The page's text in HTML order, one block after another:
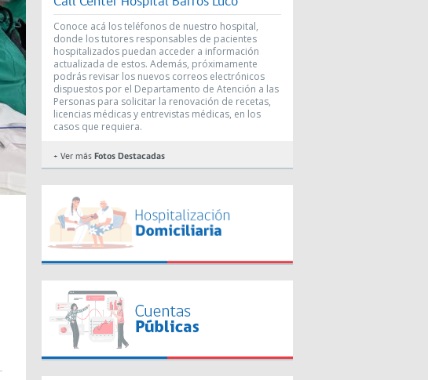
Conoce acá los teléfonos de nuestro hospital,
donde los tutores responsables de pacientes
hospitalizados puedan acceder a información
actualizada de estos. Además, próximamente
podrás revisar los nuevos correos electrónicos
dispuestos por el Departamento de Atención a las
Personas para solicitar la renovación de recetas,
licencias médicas y entrevistas médicas, en los
casos que requiera.
+ Ver más Fotos Destacadas